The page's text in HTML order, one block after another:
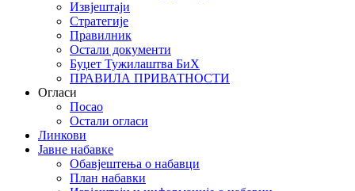
Извјештаји
Стратегије
Правилник
Остали документи
Буџет Тужилаштва БиХ
ПРАВИЛА ПРИВАТНОСТИ
Огласи
Посао
Остали огласи
Линкови
Јавне набавке
Обавјештења о набавци
План набавки